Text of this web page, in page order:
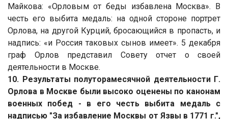
Майкова: «Орловым от беды избавлена Москва». В
честь его выбита медаль: на одной стороне портрет
Орлова, на другой Курций, бросающийся в пропасть, и
надпись: «и Poccия таковых сынов имеет». 5 декабря
граф Орлов представил Совету отчет о своей
деятельности в Москве.
10. Результаты полуторамесячной деятельности Г.
Орлова в Москве были высоко оценены по канонам
военных побед - в его честь выбита медаль с
надписью "За избавление Москвы от Язвы в 1771 г.",